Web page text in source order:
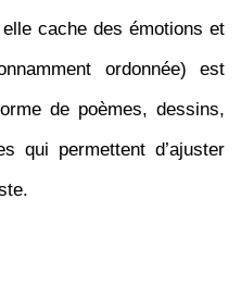
cache des émotions et
ordonnée) est
de poèmes, dessins,
qui permettent d’ajuster